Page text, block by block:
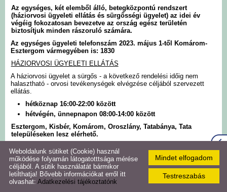
Roma Önkormányzat
Közérdekű adatok
Hirdetmények,
közlemények
Hírmondó újság
Naptár
Virtuális túra
Galéria
Az egységes, két elemből álló, betegközpontú rendszert
(háziorvosi ügyeleti ellátás és sürgősségi ügyelet) az idei év
végéig fokozatosan bevezetve az ország egész területén
biztosítjuk minden rászoruló számára.
Az egységes ügyeleti telefonszám 2023. május 1-től Komárom-
Esztergom vármegyében is: 1830
HÁZIORVOSI ÜGYELETI ELLÁTÁS
A háziorvosi ügyelet a sürgős - a következő rendelési időig nem
halasztható - orvosi tevékenységek elvégzése céljából szervezett
ellátás.
hétköznap 16:00-22:00 között
hétvégén, ünnepnapon 08:00-14:00 között
Esztergom, Kisbér, Komárom, Oroszlány, Tatabánya, Tata
településeken lesz elérhető.
SÜRGŐSSÉGI ÜGYELETI VAGY MENTŐELLÁTÁS
Központi ügyeleti telefonszám: 1830
Az ügyeleti időbenhirtelen jelentkező, illetve súlyos egészségügyi
problémákesetére nyújt magas szakmai színvonalú és biztonságos
Mindet elfogadom
Testreszabás
Weboldalunk sütiket (Cookie) használ
működése folyamán látogatotttsága mérése
céljából. A sütik használatát bármikor
letilthatja! Bővebb információkat erről itt
olvashat: Adatkezelési tájékoztatónk